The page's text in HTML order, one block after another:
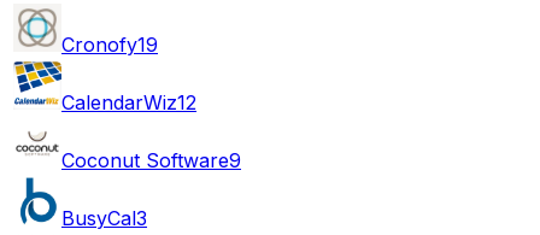
Cronofy19
CalendarWiz12
Coconut Software9
BusyCal3